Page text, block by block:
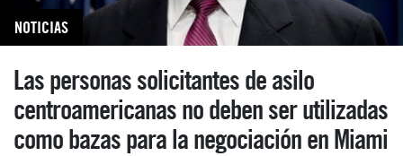
NOTICIAS
Las personas solicitantes de asilo
centroamericanas no deben ser utilizadas
como bazas para la negociación en Miami